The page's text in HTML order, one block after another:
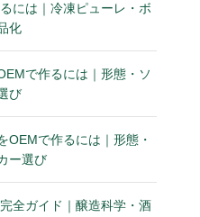
には｜冷凍ピューレ・ボ
化
で作るには｜形態・ソ
び
OEMで作るには｜形態・
ー選び
全ガイド｜醸造科学・酒